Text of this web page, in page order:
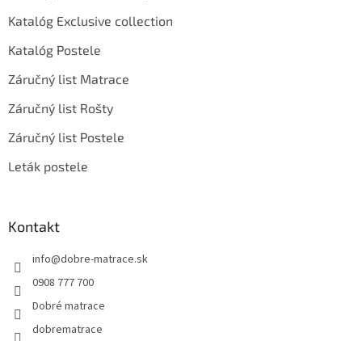
Katalóg Exclusive collection
Katalóg Postele
Záručný list Matrace
Záručný list Rošty
Záručný list Postele
Leták postele
Kontakt
info@dobre-matrace.sk
0908 777 700
Dobré matrace
dobrematrace